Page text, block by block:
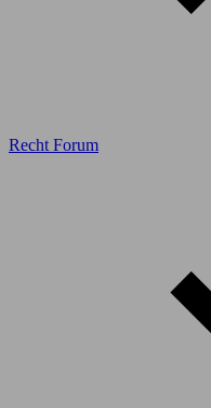
Recht Forum